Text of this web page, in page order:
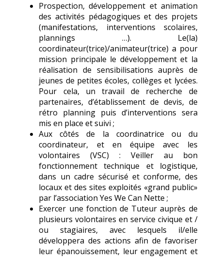
Prospection, développement et animation
des activités pédagogiques et des projets
(manifestations, interventions scolaires,
plannings …). Le(la)
coordinateur(trice)/animateur(trice) a pour
mission principale le développement et la
réalisation de sensibilisations auprès de
jeunes de petites écoles, collèges et lycées.
Pour cela, un travail de recherche de
partenaires, d’établissement de devis, de
rétro planning puis d’interventions sera
mis en place et suivi ;
Aux côtés de la coordinatrice ou du
coordinateur, et en équipe avec les
volontaires (VSC) : Veiller au bon
fonctionnement technique et logistique,
dans un cadre sécurisé et conforme, des
locaux et des sites exploités «grand public»
par l’association Yes We Can Nette ;
Exercer une fonction de Tuteur auprès de
plusieurs volontaires en service civique et /
ou stagiaires, avec lesquels il/elle
développera des actions afin de favoriser
leur épanouissement, leur engagement et